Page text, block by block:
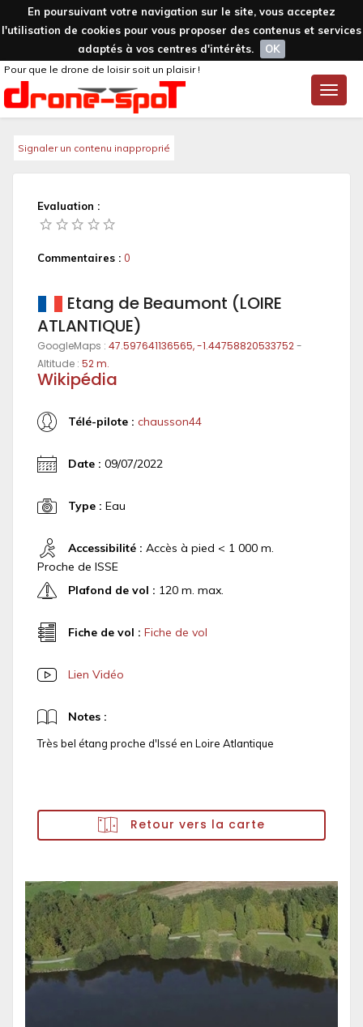
En poursuivant votre navigation sur le site, vous acceptez
l'utilisation de cookies pour vous proposer des contenus et services
adaptés à vos centres d'intérêts.
OK
Toggle
Pour que le drone de loisir soit un plaisir !
Signaler un contenu inapproprié
Evaluation :
Commentaires : 0
Etang de Beaumont (LOIRE
ATLANTIQUE)
GoogleMaps : 47.597641136565, -1.44758820533752-
Altitude : 52 m.
Wikipédia
Télé-pilote : chausson44
Date : 09/07/2022
Type : Eau
Accessibilité : Accès à pied < 1 000 m.
Proche de ISSE
Plafond de vol : 120 m. max.
Fiche de vol : Fiche de vol
Lien Vidéo
Notes :
Très bel étang proche d'Issé en Loire Atlantique
Retour vers la carte